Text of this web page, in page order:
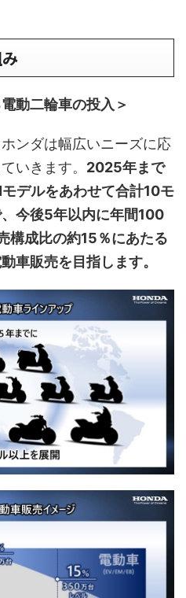
動二輪車の投入＞
ンダは幅広いニーズに応
いきます。 2025年まで
デルをあわせて合計10モ
今後5年以内に年間100
構成比の約15％にあたる
車販売を目指します。